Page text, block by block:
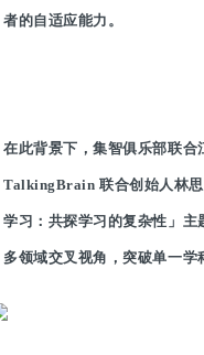
者的自适应能力。
在此背景下，集智俱乐部联合
TalkingBrain 联合创始人林
学习：共探学习的复杂性」
多领域交叉视角，突破单一学